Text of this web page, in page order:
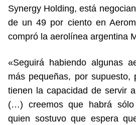
Synergy Holding, está
de un 49 por ciento en
compró la aerolínea argentina
«Seguirá habiendo algunas
más pequeñas, por supuesto,
tienen la capacidad de servir
(…) creemos que habrá
quien sostuvo que espera